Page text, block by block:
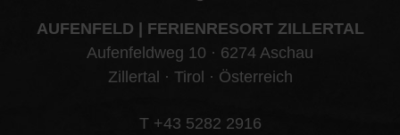
AUFENFELD | FERIENRESORT ZILLERTAL
Aufenfeldweg 10 · 6274 Aschau
Zillertal · Tirol · Österreich
T +43 5282 2916